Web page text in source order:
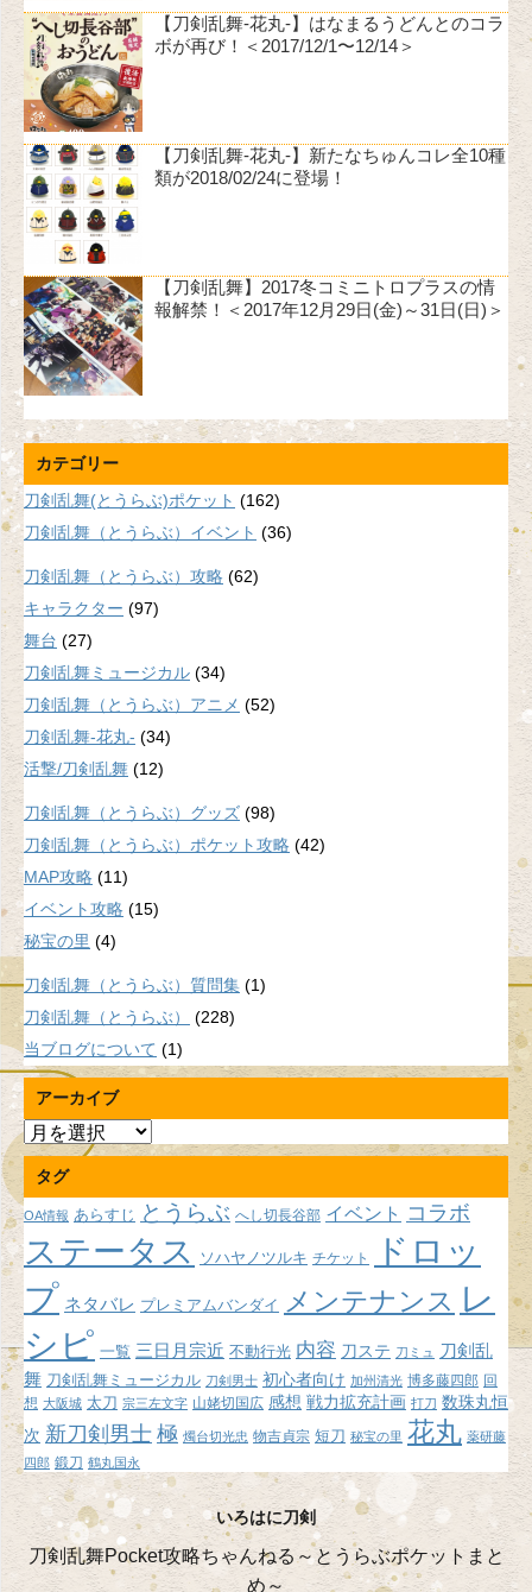
【刀剣乱舞-花丸-】はなまるうどんとのコラ
ボが再び！＜2017/12/1〜12/14＞
【刀剣乱舞-花丸-】新たなちゅんコレ全10種
類が2018/02/24に登場！
【刀剣乱舞】2017冬コミニトロプラスの情
報解禁！＜2017年12月29日(金)～31日(日)＞
カテゴリー
刀剣乱舞(とうらぶ)ポケット (162)
刀剣乱舞（とうらぶ）イベント (36)
刀剣乱舞（とうらぶ）攻略 (62)
キャラクター (97)
舞台 (27)
刀剣乱舞ミュージカル (34)
刀剣乱舞（とうらぶ）アニメ (52)
刀剣乱舞-花丸- (34)
活撃/刀剣乱舞 (12)
刀剣乱舞（とうらぶ）グッズ (98)
刀剣乱舞（とうらぶ）ポケット攻略 (42)
MAP攻略 (11)
イベント攻略 (15)
秘宝の里 (4)
刀剣乱舞（とうらぶ）質問集 (1)
刀剣乱舞（とうらぶ）
(228)
当ブログについて (1)
アーカイブ
ア
ー
カ
イ
ブ
タグ
OA情報 あらすじ とうらぶ へし切長谷部 イベント コラボ
ステータス ソハヤノツルキ チケット
ドロッ
プ ネタバレ プレミアムバンダイ メンテナンス レ
シピ 一覧 三日月宗近 不動行光 内容 刀ステ 刀ミュ
刀剣乱
舞 刀剣乱舞ミュージカル 刀剣男士 初心者向け 加州清光 博多藤四郎 回
想 大阪城 太刀 宗三左文字 山姥切国広 感想 戦力拡充計画 打刀 数珠丸恒
次 新刀剣男士 極 燭台切光忠 物吉貞宗 短刀 秘宝の里 花丸 薬研藤
四郎 鍛刀 鶴丸国永
いろはに刀剣
刀剣乱舞Pocket攻略ちゃんねる～とうらぶポケットまと
め～